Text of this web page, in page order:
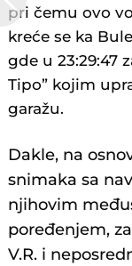
pri čemu ovo
kreće se ka
gde u 23:29:47
Tipo” kojim
garažu.
Dakle, na
snimaka sa
njihovim
poređenjem,
V.R. i